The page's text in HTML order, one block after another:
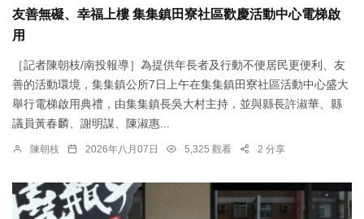
友善無礙、幸福上樓 集集鎮田寮社區歡慶活動中心電梯啟
用
［記者陳朝枝/南投報導］為提供年長者及行動不便居民更便利、友
善的活動環境，集集鎮公所7日上午在集集鎮田寮社區活動中心盛大
舉行電梯啟用典禮，由集集鎮長吳大村主持，並與縣長許淑華、縣
議員黃春麟、謝明謀、陳淑惠...
陳朝枝 2026年八月07日 5,325 觀看 2 分享